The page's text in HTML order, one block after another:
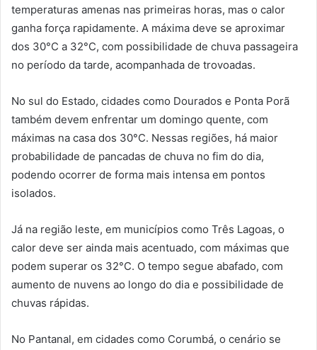
temperaturas amenas nas primeiras horas, mas o calor
ganha força rapidamente. A máxima deve se aproximar
dos 30°C a 32°C, com possibilidade de chuva passageira
no período da tarde, acompanhada de trovoadas.
No sul do Estado, cidades como Dourados e Ponta Porã
também devem enfrentar um domingo quente, com
máximas na casa dos 30°C. Nessas regiões, há maior
probabilidade de pancadas de chuva no fim do dia,
podendo ocorrer de forma mais intensa em pontos
isolados.
Já na região leste, em municípios como Três Lagoas, o
calor deve ser ainda mais acentuado, com máximas que
podem superar os 32°C. O tempo segue abafado, com
aumento de nuvens ao longo do dia e possibilidade de
chuvas rápidas.
No Pantanal, em cidades como Corumbá, o cenário se